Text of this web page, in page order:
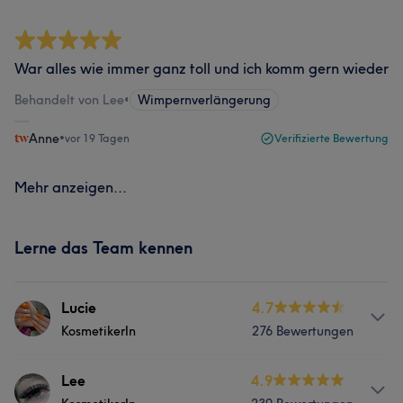
War alles wie immer ganz toll und ich komm gern wieder
Behandelt von Lee• Wimpernverlängerung
Anne•vor 19 Tagen Verifizierte Bewertung
Mehr anzeigen...
Lerne das Team kennen
Lucie
KosmetikerIn
4.7
276 Bewertungen
ServicesLee 4.9